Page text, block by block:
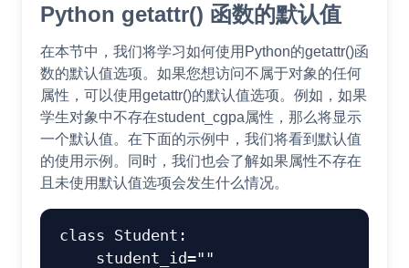
Python getattr() 函数的默认值
在本节中，我们将学习如何使用Python的getattr()函
数的默认值选项。如果您想访问不属于对象的任何
属性，可以使用getattr()的默认值选项。例如，如果
学生对象中不存在student_cgpa属性，那么将显示
一个默认值。在下面的示例中，我们将看到默认值
的使用示例。同时，我们也会了解如果属性不存在
且未使用默认值选项会发生什么情况。
class Student: